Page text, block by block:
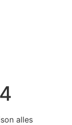
alles